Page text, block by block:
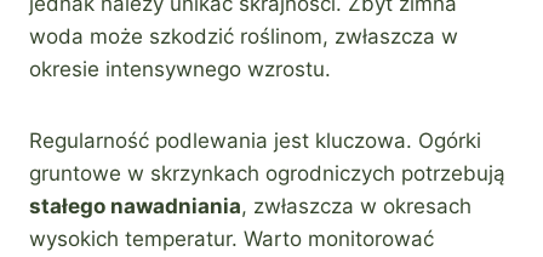
woda może szkodzić roślinom, zwłaszcza w
okresie intensywnego wzrostu.
Regularność podlewania jest kluczowa. Ogórki
gruntowe w skrzynkach ogrodniczych potrzebują
stałego nawadniania, zwłaszcza w okresach
wysokich temperatur. Warto monitorować